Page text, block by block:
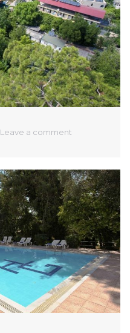
Leave a comment